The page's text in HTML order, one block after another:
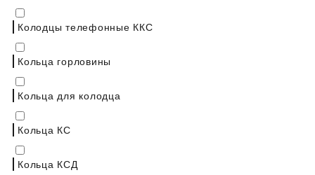
Колодцы телефонные ККС
Кольца горловины
Кольца для колодца
Кольца КС
Кольца КСД